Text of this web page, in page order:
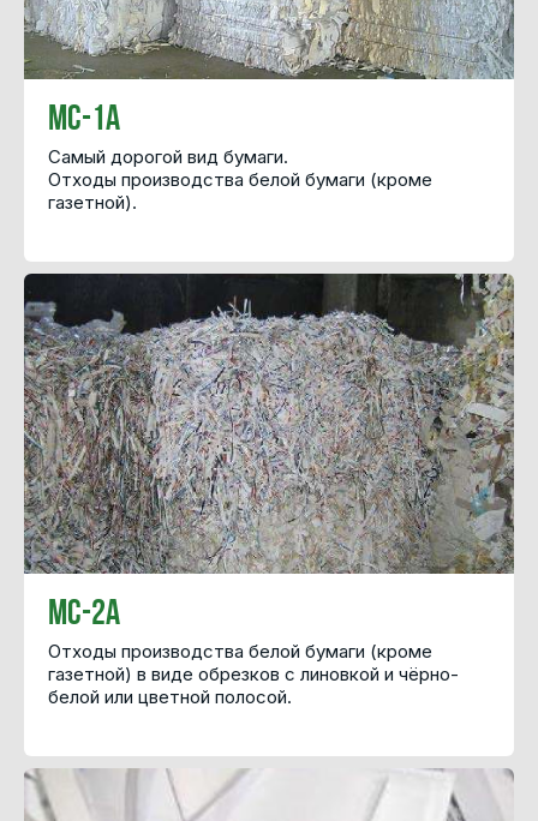
МС-1А
Самый дорогой вид бумаги.
Отходы производства белой бумаги (кроме
газетной).
МС-2А
Отходы производства белой бумаги (кроме
газетной) в виде обрезков с линовкой и чёрно-
белой или цветной полосой.